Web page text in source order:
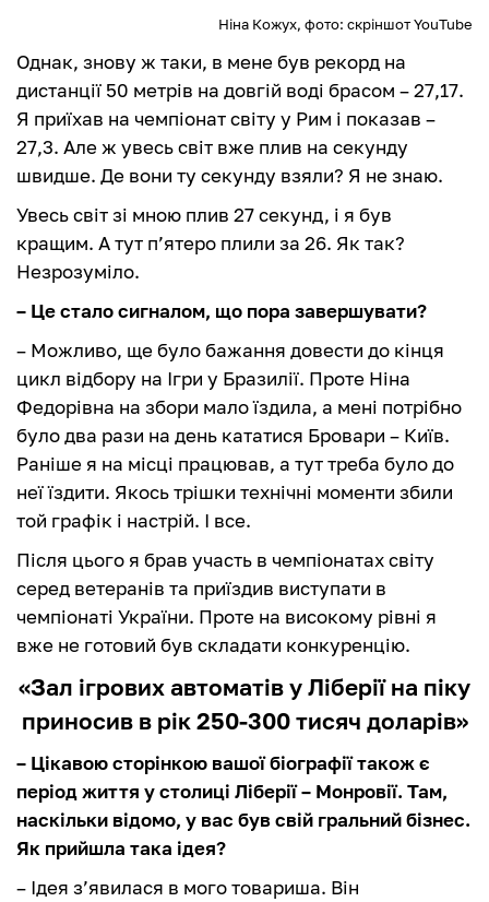
Ніна Кожух, фото: скріншот YouTube
Однак, знову ж таки, в мене був рекорд на
дистанції 50 метрів на довгій воді брасом – 27,17.
Я приїхав на чемпіонат світу у Рим і показав –
27,3. Але ж увесь світ вже плив на секунду
швидше. Де вони ту секунду взяли? Я не знаю.
Увесь світ зі мною плив 27 секунд, і я був
кращим. А тут п’ятеро плили за 26. Як так?
Незрозуміло.
– Це стало сигналом, що пора завершувати?
– Можливо, ще було бажання довести до кінця
цикл відбору на Ігри у Бразилії. Проте Ніна
Федорівна на збори мало їздила, а мені потрібно
було два рази на день кататися Бровари – Київ.
Раніше я на місці працював, а тут треба було до
неї їздити. Якось трішки технічні моменти збили
той графік і настрій. І все.
Після цього я брав участь в чемпіонатах світу
серед ветеранів та приїздив виступати в
чемпіонаті України. Проте на високому рівні я
вже не готовий був складати конкуренцію.
«Зал ігрових автоматів у Ліберії на піку
приносив в рік 250-300 тисяч доларів»
– Цікавою сторінкою вашої біографії також є
період життя у столиці Ліберії – Монровії. Там,
наскільки відомо, у вас був свій гральний бізнес.
Як прийшла така ідея?
– Ідея з’явилася в мого товариша. Він